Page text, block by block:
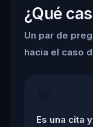
¿Qué
Un par de
hacia el caso
Es una cita